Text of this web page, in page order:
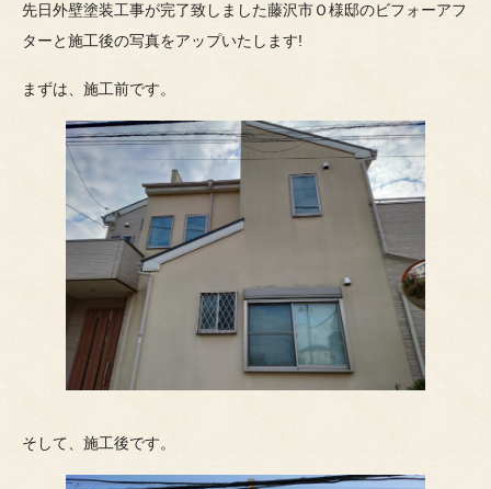
先日外壁塗装工事が完了致しました藤沢市Ｏ様邸のビフォーアフ
ターと施工後の写真をアップいたします!
まずは、施工前です。
そして、施工後です。